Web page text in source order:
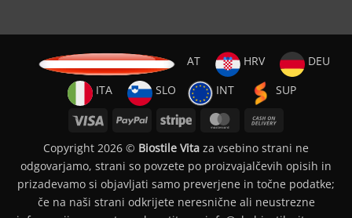
AT HRV
DEU
ITA
SLO INT
SUP
Visa
PayPal Stripe MasterCard
Delivery
Copyright 2026 © Biostile Vita za vsebino strani ne
odgovarjamo, strani so povzete po proizvajalčevih opisih in
prizadevamo si objavljati samo preverjene in točne podatke;
če na naši strani odkrijete neresnične ali neustrezne